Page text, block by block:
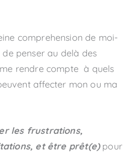
comprehension de moi-
penser au delà des
rendre compte à quels
affecter mon ou ma
les frustrations,
et être prêt(e)pour